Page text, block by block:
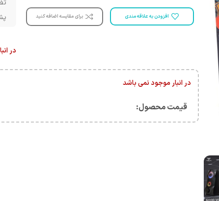
افزودن به علاقه مندی برای مقایسه اضافه کنید
در
در انبار موجود نمی باشد
قیمت محصول:​